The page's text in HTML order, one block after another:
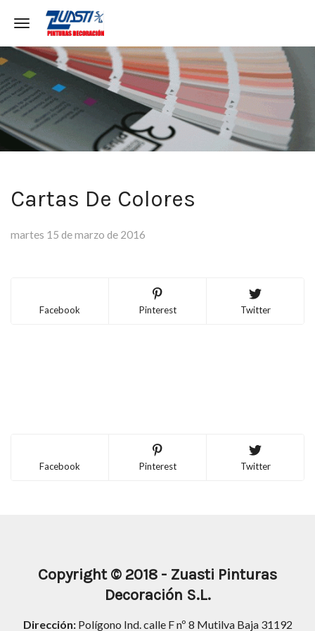
Toggle navigation
Cartas De Colores
martes 15 de marzo de 2016
Facebook Pinterest Twitter
Facebook Pinterest Twitter
Copyright© 2018 - Zuasti Pinturas
Decoración S.L.
Dirección: Polígono Ind. calle F nº 8 Mutilva Baja 31192